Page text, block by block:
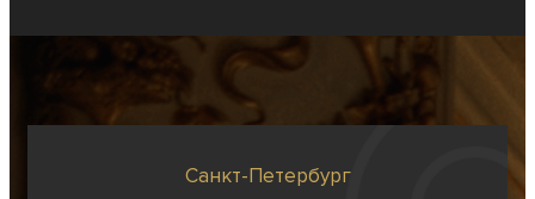
Санкт-Петербург